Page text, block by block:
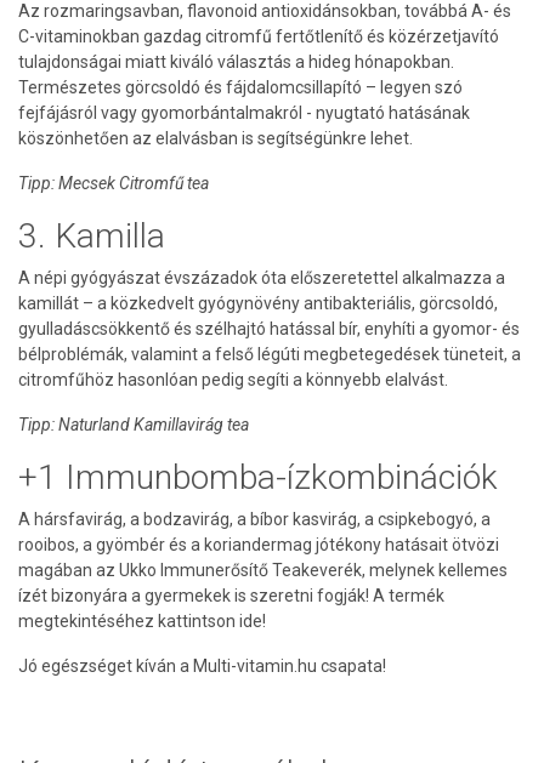
Az rozmaringsavban, flavonoid antioxidánsokban, továbbá A- és
C-vitaminokban gazdag citromfű fertőtlenítő és közérzetjavító
tulajdonságai miatt kiváló választás a hideg hónapokban.
Természetes görcsoldó és fájdalomcsillapító – legyen szó
fejfájásról vagy gyomorbántalmakról - nyugtató hatásának
köszönhetően az elalvásban is segítségünkre lehet.
Tipp: Mecsek Citromfű tea
3. Kamilla
A népi gyógyászat évszázadok óta előszeretettel alkalmazza a
kamillát – a közkedvelt gyógynövény antibakteriális, görcsoldó,
gyulladáscsökkentő és szélhajtó hatással bír, enyhíti a gyomor- és
bélproblémák, valamint a felső légúti megbetegedések tüneteit, a
citromfűhöz hasonlóan pedig segíti a könnyebb elalvást.
Tipp: Naturland Kamillavirág tea
+1 Immunbomba-ízkombinációk
A hársfavirág, a bodzavirág, a bíbor kasvirág, a csipkebogyó, a
rooibos, a gyömbér és a koriandermag jótékony hatásait ötvözi
magában az Ukko Immunerősítő Teakeverék, melynek kellemes
ízét bizonyára a gyermekek is szeretni fogják! A termék
megtekintéséhez kattintson ide!
Jó egészséget kíván a Multi-vitamin.hu csapata!